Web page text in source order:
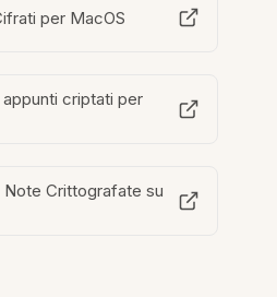
per MacOS
criptati per
Crittografate su